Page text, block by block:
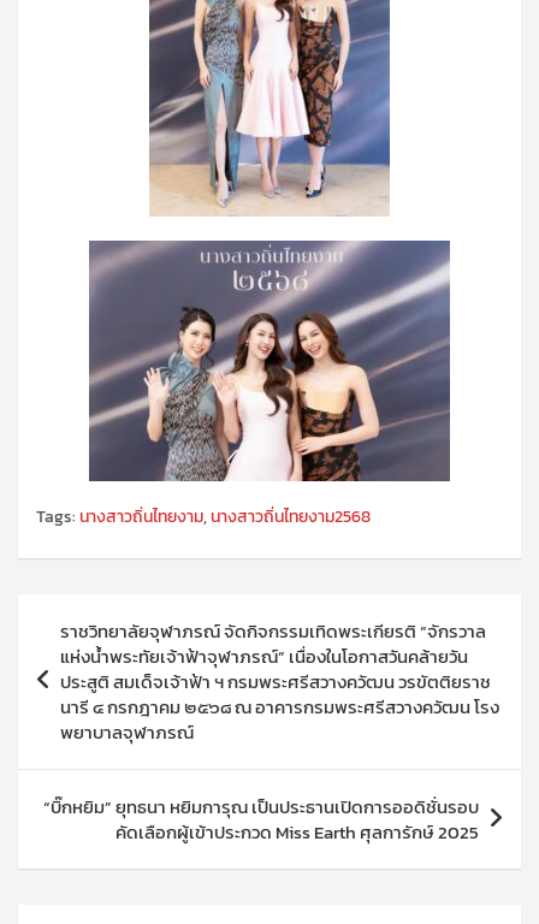
Tags:นางสาวถิ่นไทยงาม,นางสาวถิ่นไทยงาม2568
เรื่องราชวิทยาลัยจุฬาภรณ์ จัดกิจกรรมเทิดพระเกียรติ “จักรวาล
แห่งน้ำพระทัยเจ้าฟ้าจุฬาภรณ์” เนื่องในโอกาสวันคล้ายวัน
ประสูติ สมเด็จเจ้าฟ้า ฯ กรมพระศรีสวางควัฒน วรขัตติยราช
นารี ๔ กรกฎาคม ๒๕๖๘ ณ อาคารกรมพระศรีสวางควัฒน โรง
พยาบาลจุฬาภรณ์
“บิ๊กหยิม” ยุทธนา หยิมการุณ เป็นประธานเปิดการออดิชั่นรอบ
คัดเลือกผู้เข้าประกวด Miss Earth ศุลการักษ์ 2025